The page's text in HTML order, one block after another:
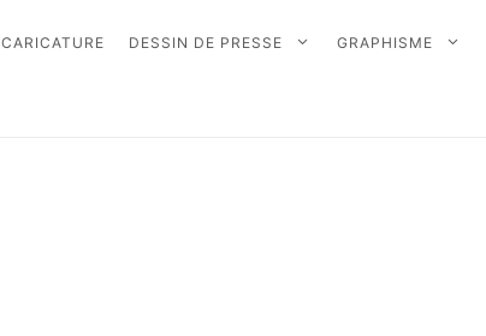
CARICATURE DESSIN DE PRESSE GRAPHISME